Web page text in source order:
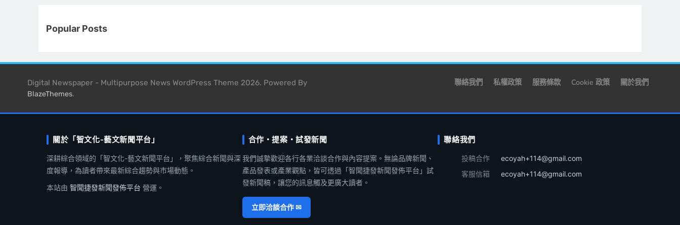
Popular Posts
Digital Newspaper - Multipurpose News WordPress Theme 2026. Powered By
BlazeThemes.
聯絡我們 私權政策 服務條款 Cookie 政策 關於我們
關於「智文化-藝文新聞平台」
深耕綜合領域的「智文化-藝文新聞平台」，聚焦綜合新聞與深
度報導，為讀者帶來最新綜合趨勢與市場動態。
本站由 智聞捷發新聞發佈平台 營運。
合作・提案・試發新聞
我們誠摯歡迎各行各業洽談合作與內容提案。無論品牌新聞、
產品發表或產業觀點，皆可透過「智聞捷發新聞發佈平台」試
發新聞稿，讓您的訊息觸及更廣大讀者。
立即洽談合作 ✉
聯絡我們
投稿合作
ecoyah+114@gmail.com
客服信箱
ecoyah+114@gmail.com